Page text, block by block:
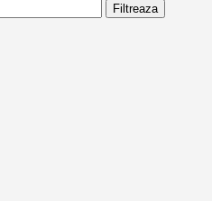
Filtreaza